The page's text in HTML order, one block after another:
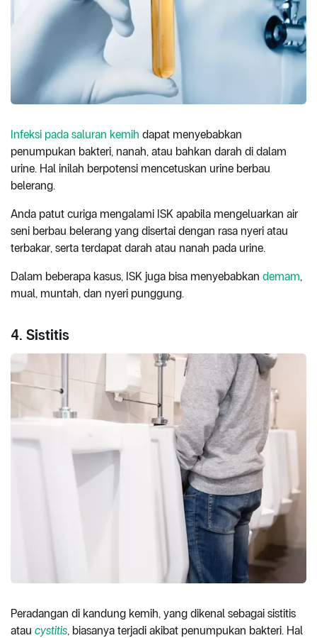
Infeksi pada saluran kemih dapat menyebabkan
penumpukan bakteri, nanah, atau bahkan darah di dalam
urine. Hal inilah berpotensi mencetuskan urine berbau
belerang.
Anda patut curiga mengalami ISK apabila mengeluarkan air
seni berbau belerang yang disertai dengan rasa nyeri atau
terbakar, serta terdapat darah atau nanah pada urine.
Dalam beberapa kasus, ISK juga bisa menyebabkan demam,
mual, muntah, dan nyeri punggung.
4. Sistitis
Peradangan di kandung kemih, yang dikenal sebagai sistitis
atau cystitis, biasanya terjadi akibat penumpukan bakteri. Hal